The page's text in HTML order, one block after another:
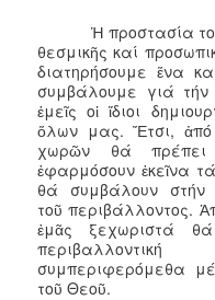
Ἡ προστασία τοῦ
θεσμικῆς καί
διατηρήσουμε ἕνα
συμβάλουμε γιά
ἐμεῖς οἱ ἴδιοι
ὅλων μας. Ἔτσι, ἀπό
χωρῶν θά
ἐφαρμόσουν ἐκεῖνα
θά συμβάλουν στήν
τοῦ περιβάλλοντος.
ἐμᾶς ξεχωριστά
συμπεριφερόμεθα
τοῦ Θεοῦ.